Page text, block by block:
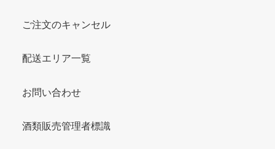
ご注文のキャンセル
配送エリア一覧
お問い合わせ
酒類販売管理者標識